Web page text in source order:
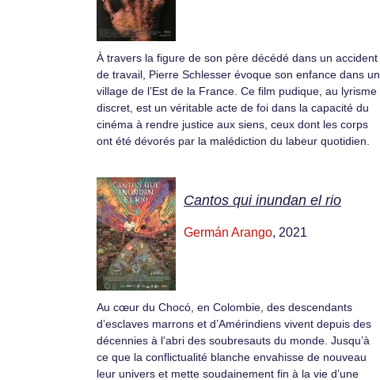
À travers la figure de son père décédé dans un accident
de travail, Pierre Schlesser évoque son enfance dans un
village de l’Est de la France. Ce film pudique, au lyrisme
discret, est un véritable acte de foi dans la capacité du
cinéma à rendre justice aux siens, ceux dont les corps
ont été dévorés par la malédiction du labeur quotidien.
Cantos qui inundan el rio
Germán Arango, 2021
Au cœur du Chocó, en Colombie, des descendants
d’esclaves marrons et d’Amérindiens vivent depuis des
décennies à l’abri des soubresauts du monde. Jusqu’à
ce que la conflictualité blanche envahisse de nouveau
leur univers et mette soudainement fin à la vie d’une